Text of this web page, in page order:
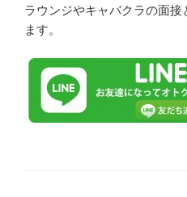
ラウンジやキャバクラの面
ます。